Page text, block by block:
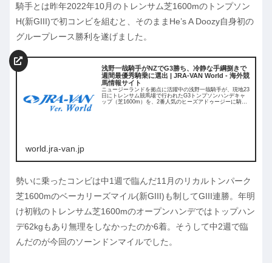
騎手とは昨年2022年10月のトレンサム芝1600mのトンプソン
H(新GIII)で初コンビを組むと、そのままHe’s A Doozy自身初の
グループレース勝利を遂げました。
浅野一哉騎手がNZでG3勝ち、冷静な手綱捌きで
週間最優秀騎乗に選出 | JRA-VAN World - 海外競
馬情報サイト
ニュージーランドを拠点に活躍中の浅野一哉騎手が、現地23
日にトレンサム競馬場で行われたG3トンプソンハンデキャ
ップ（芝1600m）を、2番人気のヒーズアドゥージーに騎乗
world.jra-van.jp
勢いに乗ったコンビは中1週で臨んだ11月のリカルトンパーク
芝1600mのベーカリーズマイル(新GIII)も制してGIII連勝。年明
け初戦のトレンサム芝1600mのオープンハンデではトップハン
デ62kgもあり無理をしなかったのか6着。そうして中2週で臨
んだのが今回のソーンドンマイルでした。